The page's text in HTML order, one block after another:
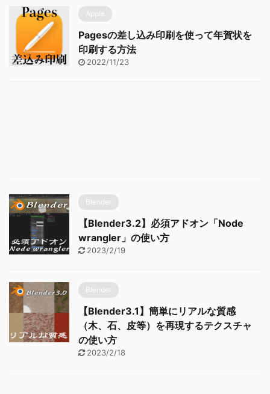
Apple
Pagesの差し込み印刷を使って年賀状を
印刷する方法
2022/11/23
Blender
【Blender3.2】必須アドオン「Node
wrangler」の使い方
2023/2/19
Blender
【Blender3.1】簡単にリアルな質感
（木、石、皮等）を再現するテクスチャ
の使い方
2023/2/18